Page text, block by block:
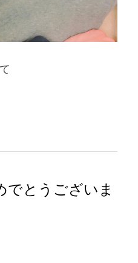
とうございま